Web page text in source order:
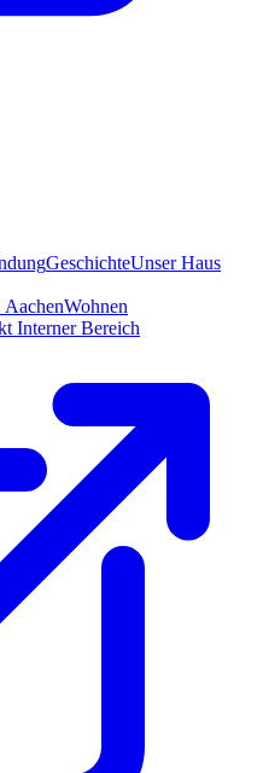
GeschichteUnser Haus
Wohnen
Interner Bereich